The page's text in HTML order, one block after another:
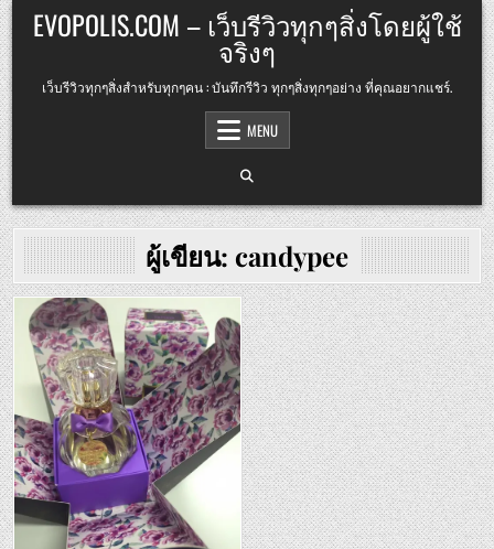
Skip
to
content
EVOPOLIS.COM – เว็บรีวิวทุกๆสิ่งโดยผู้ใช้
จริงๆ
เว็บรีวิวทุกๆสิ่งสำหรับทุกๆคน : บันทึกรีวิว ทุกๆสิ่งทุกๆอย่าง ที่คุณอยากแชร์.
MENU
ผู้เขียน: candypee
Posted
in